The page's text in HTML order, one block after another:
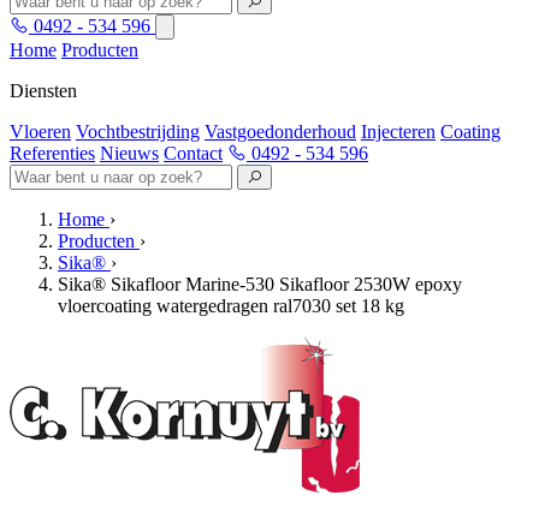
0492 - 534 596
Home Producten
Diensten
Vloeren Vochtbestrijding Vastgoedonderhoud Injecteren Coating
Referenties Nieuws Contact 0492 - 534 596
Home ›
Producten ›
Sika® ›
Sika® Sikafloor Marine-530 Sikafloor 2530W epoxy
vloercoating watergedragen ral7030 set 18 kg